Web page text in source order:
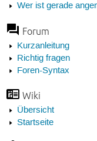
Wer ist gerade
Forum
Kurzanleitung
Richtig fragen
Foren-Syntax
Wiki
Übersicht
Startseite